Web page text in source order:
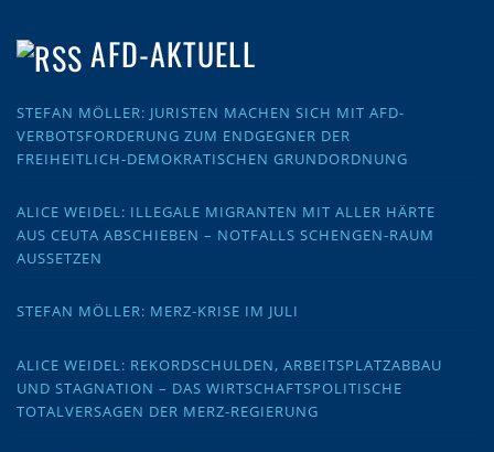
AFD-AKTUELL
STEFAN MÖLLER: JURISTEN MACHEN SICH MIT AFD-
VERBOTSFORDERUNG ZUM ENDGEGNER DER
FREIHEITLICH-DEMOKRATISCHEN GRUNDORDNUNG
ALICE WEIDEL: ILLEGALE MIGRANTEN MIT ALLER HÄRTE
AUS CEUTA ABSCHIEBEN – NOTFALLS SCHENGEN-RAUM
AUSSETZEN
STEFAN MÖLLER: MERZ-KRISE IM JULI
ALICE WEIDEL: REKORDSCHULDEN, ARBEITSPLATZABBAU
UND STAGNATION – DAS WIRTSCHAFTSPOLITISCHE
TOTALVERSAGEN DER MERZ-REGIERUNG